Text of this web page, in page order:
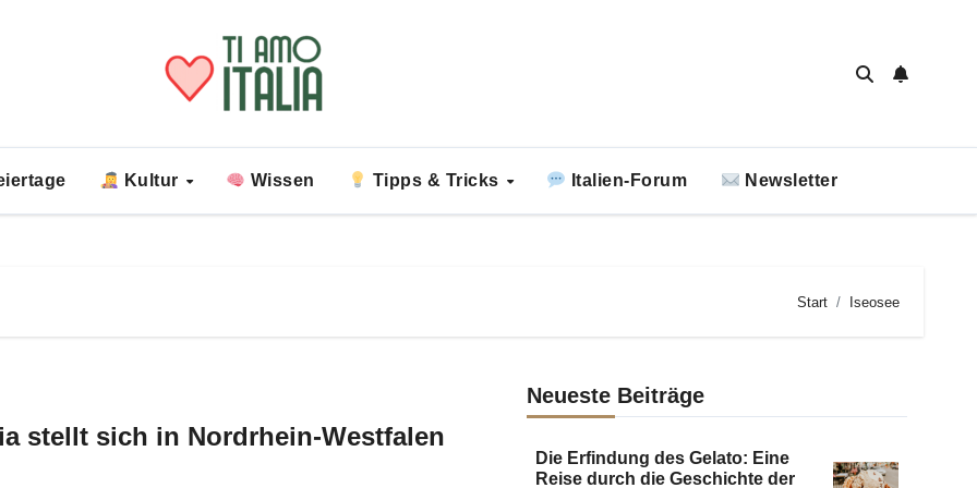
Kultur Wissen Tipps & Tricks Italien-Forum Newsletter
Start Iseosee
stellt sich in Nordrhein-Westfalen
Neueste Beiträge
Die Erfindung des Gelato: Eine
Reise durch die Geschichte der